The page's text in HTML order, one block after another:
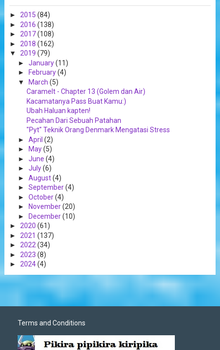
► 2015 (84)
► 2016 (138)
► 2017(108)
► 2018 (162)
▼ 2019 (79)
► January(11)
►
February(4)
▼ March (5)
Caramelt - Chapter 13 (Golem dan Air)
Kacamatanya Pass Buat Kamu:)
Ubah Haluan kapten!
Pecahan Dari Sebuah Patahan
"Pyt" Teknik Orang Denmark Mengatasi Stress
► April (2)
►
May(5)
► June (4)
► July(6)
► August(4)
► September(4)
► October(4)
►
November(20)
► December(10)
► 2020 (61)
► 2021 (137)
► 2022 (34)
► 2023 (8)
► 2024(4)
Terms and Conditions